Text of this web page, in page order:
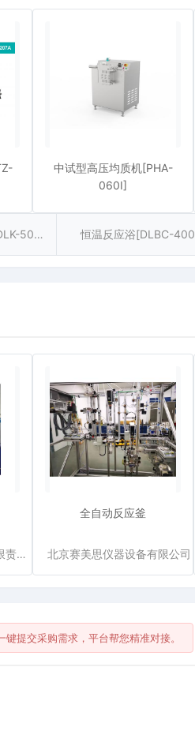
中试型高压均质机[PHA-
060I]
快速低温冷却循环泵[DLK-5007] 恒温反应浴[DLBC-
黑龙江迪尔制药机械有限责任公司
全自动反应釜
北京赛美思仪器设备有限公司
提交采购需求，平台帮您精准对接。